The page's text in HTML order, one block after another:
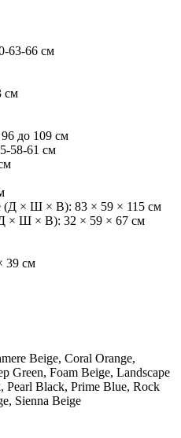
63-66 см
см
до 109 см
58-61 см
(Д × Ш × В): 83 × 59 × 115 см
× Ш × В): 32 × 59 × 67 см
39 см
Beige, Coral Orange,
Green, Foam Beige, Landscape
Pearl Black, Prime Blue, Rock
Sienna Beige